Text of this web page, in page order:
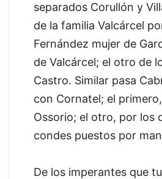
separados Corullón y
de la familia Valcárcel
Fernández mujer de
de Valcárcel; el otro de
Castro. Similar pasa
con Cornatel; el
Ossorio; el otro, por los
condes puestos por
De los imperantes que